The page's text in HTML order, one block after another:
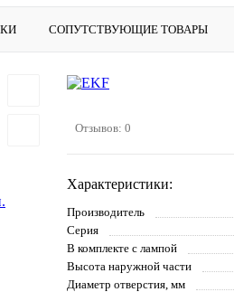
СОПУТСТВУЮЩИЕ ТОВАРЫ
Отзывов: 0
Характеристики:
Производитель
Серия
В комплекте с лампой
Высота наружной части
Диаметр отверстия, мм